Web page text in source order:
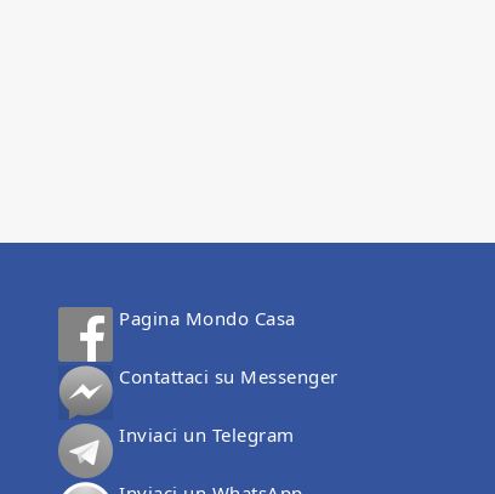
Pagina Mondo Casa
Contattaci su Messenger
Inviaci un Telegram